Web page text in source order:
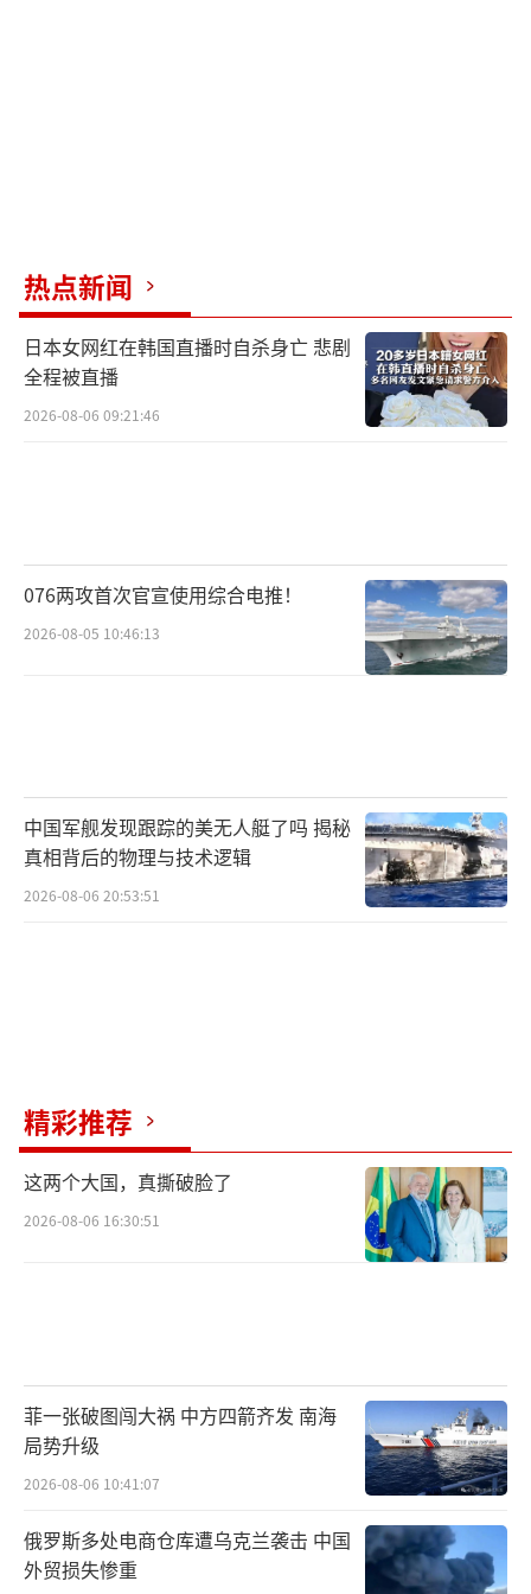
热点新闻
日本女网红在韩国直播时自杀身亡 悲剧
全程被直播
2026-08-06 09:21:46
076两攻首次官宣使用综合电推！
2026-08-05 10:46:13
中国军舰发现跟踪的美无人艇了吗 揭秘
真相背后的物理与技术逻辑
2026-08-06 20:53:51
精彩推荐
这两个大国，真撕破脸了
2026-08-06 16:30:51
菲一张破图闯大祸 中方四箭齐发 南海
局势升级
2026-08-06 10:41:07
俄罗斯多处电商仓库遭乌克兰袭击 中国
外贸损失惨重